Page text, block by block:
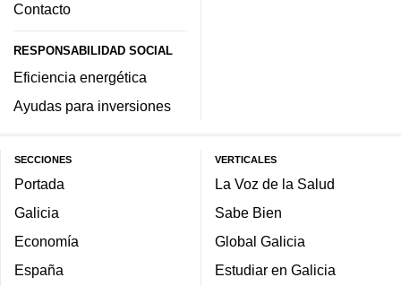
Contacto
RESPONSABILIDAD SOCIAL
Eficiencia energética
Ayudas para inversiones
SECCIONES
Portada
Galicia
Economía
España
VERTICALES
La Voz de la Salud
Sabe Bien
Global Galicia
Estudiar en Galicia